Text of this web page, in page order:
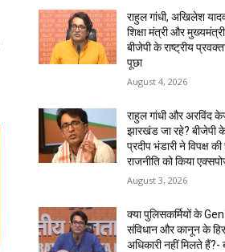
राहुल गांधी, अखिलेश
शिक्षा मंत्री और
बीजेपी के राष्ट्रीय
पूछा
August 4, 2026
राहुल गांधी और अरविंद
झारखंड जा रहे? बीजेपी के
प्रदीप भंडारी ने विपक्ष की
राजनीति को किया
August 3, 2026
क्या पुलिसकर्मियों के
संविधान और कानून के
अधिकारी नहीं मिलते हैं?-